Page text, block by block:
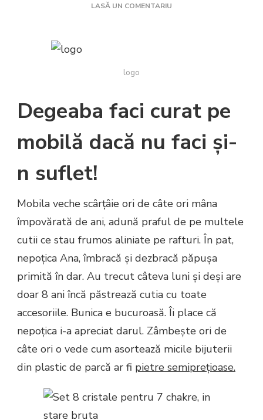
LASĂ UN COMENTARIU
logo
Degeaba faci curat pe
mobilă dacă nu faci și-
n suflet!
Mobila veche scârțâie ori de câte ori mâna
împovărată de ani, adună praful de pe multele
cutii ce stau frumos aliniate pe rafturi. În pat,
nepoțica Ana, îmbracă și dezbracă păpușa
primită în dar. Au trecut câteva luni și deși are
doar 8 ani încă păstrează cutia cu toate
accesoriile. Bunica e bucuroasă. Îi place că
nepoțica i-a apreciat darul. Zâmbește ori de
câte ori o vede cum asortează micile bijuterii
din plastic de parcă ar fi pietre semiprețioase.